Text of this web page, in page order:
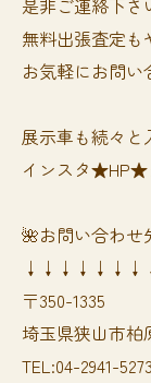
是非ご連絡下さ
無料出張査定も
お気軽にお問い
展示車も続々と
インスタ★HP★
🌺お問い合わせ
〒350-1335
埼玉県狭山市柏
TEL:04-2941-5273